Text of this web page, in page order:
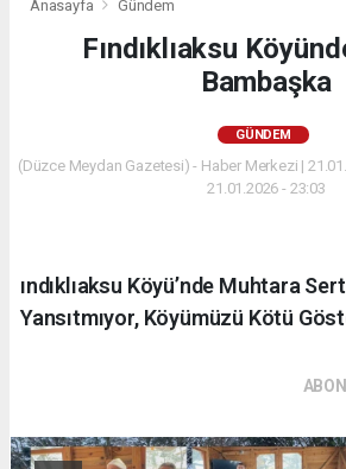
Anasayfa Gündem
Fındıklıaksu
Bambaşka
GÜNDEM
(Düzce Meydan Gazetesi) - Haber Merkezi |
21.01.2026 - 23:03
ındıklıaksu Köyü’nde Muhtara
Yansıtmıyor, Köyümüzü Kötü